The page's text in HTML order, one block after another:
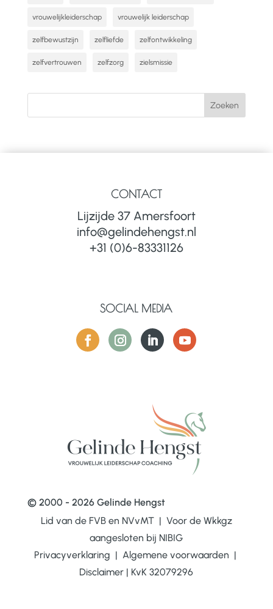
vrouwelijkleiderschap vrouwelijk leiderschap
zelfbewustzijn zelfliefde zelfontwikkeling
zelfvertrouwen zelfzorg zielsmissie
CONTACT
Lijzijde 37 Amersfoort
info@gelindehengst.nl
+31 (0)6-83331126
SOCIAL MEDIA
© 2000 - 2026 Gelinde Hengst
Lid van de FVB en NVvMT | Voor de Wkkgz
aangesloten bij NIBIG
Privacyverklaring | Algemene voorwaarden |
Disclaimer | KvK 32079296